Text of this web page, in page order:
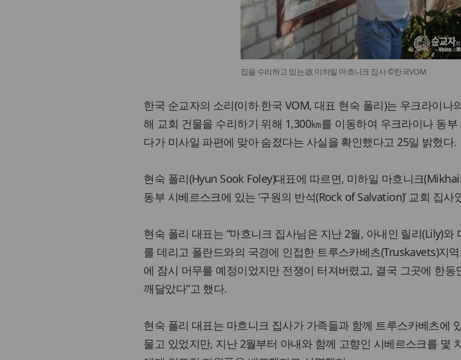
집을 수리하고 있는 故 미하일 마흐니크 집사 ©한국VOM
한국 순교자의 소리(이하 한국 VOM, 대표 현숙 폴리)는 우크라이나
해 교회 건물을 수리하기 위해 1,300㎞를 이동하여 우크라이나 동
다가 미사일 파편에 맞아 숨졌다는 사실을 확인했다고 25일 밝혔다.
현숙 폴리(Hyun Sook Foley)대표에 따르면, 미하일 마흐니크
동부 시베르스크에 있는 ‘구원의 반석(Rock of Salvation)’ 교회 집사
현숙 폴리 대표는 “마흐니크 집사님은 지난 2월, 아내인 릴리(Lily)와
를 데리고 폴란드와의 국경에 인접한 트루스카베츠(Truskavets)지
에 잠시 머무를 예정이었지만 전쟁이 터져버렸고, 결국 그곳에 한동
깨달았다”고 했다.
현숙 폴리 대표는 마흐니크 집사가 가족들과 함께 트루스카베츠에
물고 있었지만, 지난 2월부터 아내와 함께 고향인 시베르스크를 몇